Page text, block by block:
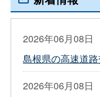
2026年06月08日
島根県の高速道
2026年06月08日